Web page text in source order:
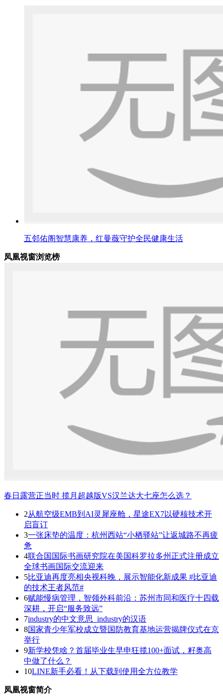
五邻佑阁智慧康养，红曼薇守护全民健康生活
凤凰视窗浏览榜
春日露营正当时 揽月超越版VS汉兰达大七座怎么选？
2从航空级EMB到AI灵犀座舱，星途EX7以硬核技术开
启盲订
3一张床垫的温度：杭州西站“小栖驿站”让返城路不再疲
惫
4联合国国际书画研究院在美国科罗拉多州正式注册成立
全球书画国际交流迎来
5比亚迪再度亮相央视科晚，展示智能化新成果 #比亚迪
的技术王者风范#
6赋能慢病管理，智领外科前沿：苏州市同和医疗十四载
深耕，开启“服务致远”
7industry的中文意思_industry的汉语
8国家青少年军校成立暨国防教育基地运营揭牌仪式在京
举行
9新学校凭啥？首届毕业生早申狂揽100+面试，籽奥高
中做了什么？
10LINE新手必看！从下载到使用全方位教学
凤凰视窗简介